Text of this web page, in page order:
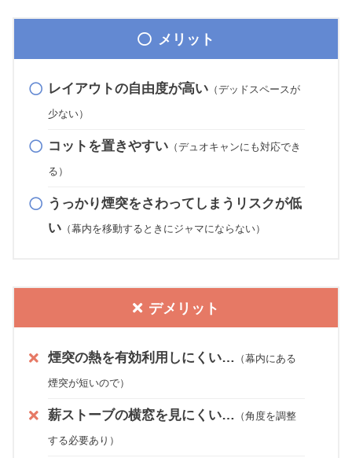
メリット
レイアウトの自由度が高い（デッドスペースが
少ない）
コットを置きやすい（デュオキャンにも対応でき
る）
うっかり煙突をさわってしまうリスクが低
い（幕内を移動するときにジャマにならない）
デメリット
煙突の熱を有効利用しにくい… （幕内にある
煙突が短いので）
薪ストーブの横窓を見にくい… （角度を調整
する必要あり）